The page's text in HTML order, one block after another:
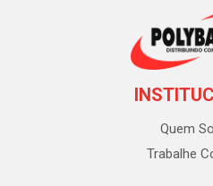
Quem
Trabalhe